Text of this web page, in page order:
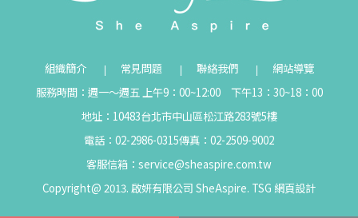
組織簡介 常見問題 聯絡我們
網站導覽
服務時間：週一～週五 上午9：00~12:00 下午13：30~18：00
地址：10483台北市中山區松江路283號5樓
電話：02-2986-0315傳真：02-2509-9002
客服信箱： service@sheaspire.com.tw
Copyright@ 2013. 啟妍有限公司 SheAspire. TSG 網頁設計